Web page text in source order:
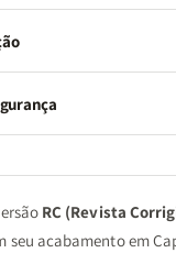
RC (Revista
seu acabamento em